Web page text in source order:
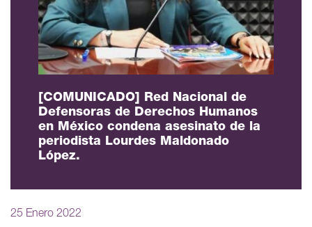
[COMUNICADO] Red Nacional de
Defensoras de Derechos Humanos
en México condena asesinato de la
periodista Lourdes Maldonado
López.
25 Enero 2022